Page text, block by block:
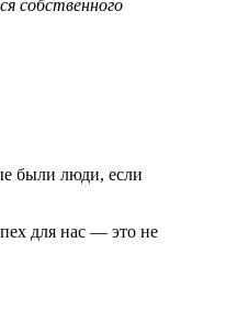
собственного
были люди, если
для нас — это не